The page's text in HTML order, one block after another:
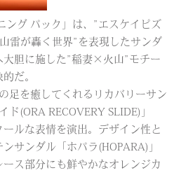
ング パック」は、”エスケイピズ
雷が轟く世界”を表現したサンダ
大胆に施した”稲妻×火山”モチー
だ。
足を癒してくれるリカバリーサン
ド(ORA RECOVERY SLIDE)」
ルな表情を演出。デザイン性と
サンダル「ホパラ(HOPARA)」
ス部分にも鮮やかなオレンジカ